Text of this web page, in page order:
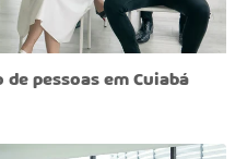
de pessoas em Cuiabá